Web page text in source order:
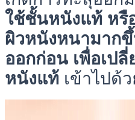
ใช้ชั้นหนังแท้ หรื
ผิวหนังหนามาก
ออกก่อน เพื่อเป
หนังแท้ เข้าไปด้